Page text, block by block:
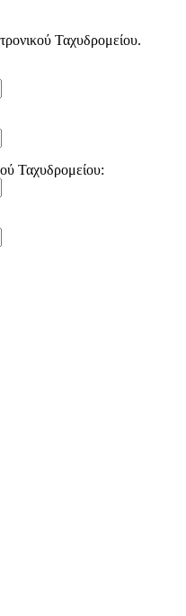
Ταχυδρομείου.
Ταχυδρομείου: